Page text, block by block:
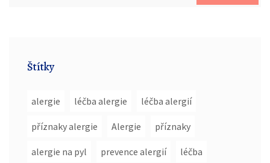
Štítky
alergie léčba alergie léčba alergií
příznaky alergie Alergie příznaky
alergie na pyl prevence alergií léčba